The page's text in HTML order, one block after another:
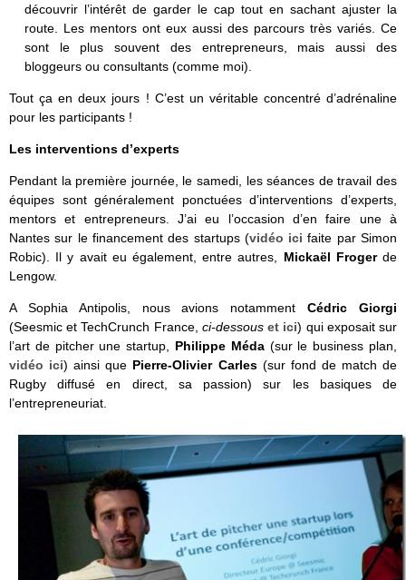
découvrir l’intérêt de garder le cap tout en sachant ajuster la
route. Les mentors ont eux aussi des parcours très variés. Ce
sont le plus souvent des entrepreneurs, mais aussi des
bloggeurs ou consultants (comme moi).
Tout ça en deux jours ! C’est un véritable concentré d’adrénaline
pour les participants !
Les interventions d’experts
Pendant la première journée, le samedi, les séances de travail des
équipes sont généralement ponctuées d’interventions d’experts,
mentors et entrepreneurs. J’ai eu l’occasion d’en faire une à
Nantes sur le financement des startups (vidéo ici faite par Simon
Robic). Il y avait eu également, entre autres, Mickaël Frogerde
Lengow.
A Sophia Antipolis, nous avions notammentCédric Giorgi
(Seesmic et TechCrunch France, ci-dessouset ici) qui exposait sur
l’art de pitcher une startup, Philippe Méda (sur le business plan,
vidéo ici) ainsi que Pierre-Olivier Carles (sur fond de match de
Rugby diffusé en direct, sa passion) sur les basiques de
l’entrepreneuriat.